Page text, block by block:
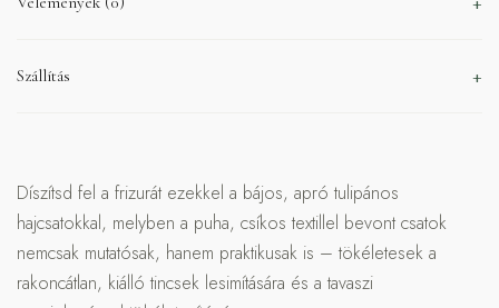
Szállítás
Díszítsd fel a frizurát ezekkel a bájos, apró tulipános
hajcsatokkal, melyben a puha, csíkos textillel bevont csatok
nemcsak mutatósak, hanem praktikusak is – tökéletesek a
rakoncátlan, kiálló tincsek lesimítására és a tavaszi